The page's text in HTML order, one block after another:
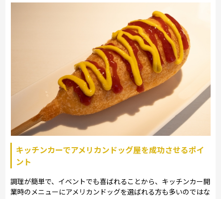
キッチンカーでアメリカンドッグ屋を成功させるポイ
ント
調理が簡単で、イベントでも喜ばれることから、キッチンカー開
業時のメニューにアメリカンドッグを選ばれる方も多いのではな